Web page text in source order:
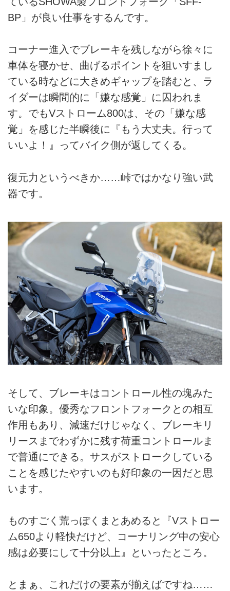
BP」が良い仕事をするんです。
コーナー進入でブレーキを残しながら徐々に
車体を寝かせ、曲げるポイントを狙いすまし
ている時などに大きめギャップを踏むと、ラ
イダーは瞬間的に「嫌な感覚」に囚われま
す。でもVストローム800は、その「嫌な感
覚」を感じた半瞬後に『もう大丈夫。行って
いいよ！』ってバイク側が返してくる。
復元力というべきか……峠ではかなり強い武
器です。
そして、ブレーキはコントロール性の塊みた
いな印象。優秀なフロントフォークとの相互
作用もあり、減速だけじゃなく、ブレーキリ
リースまでわずかに残す荷重コントロールま
で普通にできる。サスがストロークしている
ことを感じたやすいのも好印象の一因だと思
います。
ものすごく荒っぽくまとあめると『Vストロー
ム650より軽快だけど、コーナリング中の安心
感は必要にして十分以上』といったところ。
とまぁ、これだけの要素が揃えばですね……